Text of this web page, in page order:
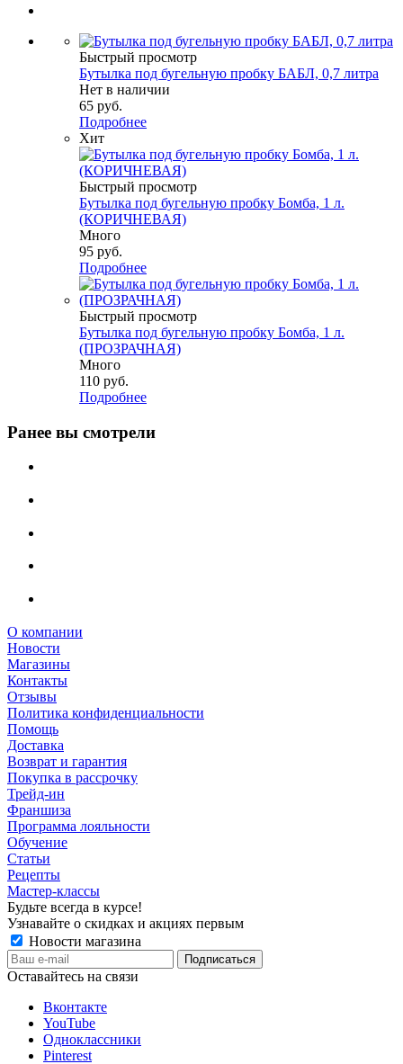
Быстрый просмотр
Бутылка под бугельную пробку БАБЛ, 0,7 литра
Нет в наличии
65 руб.
Подробнее
Хит
Быстрый просмотр
Бутылка под бугельную пробку Бомба, 1 л.
(КОРИЧНЕВАЯ)
Много
95 руб.
Подробнее
Быстрый просмотр
Бутылка под бугельную пробку Бомба, 1 л.
(ПРОЗРАЧНАЯ)
Много
110 руб.
Подробнее
Ранее вы смотрели
О компании
Новости
Магазины
Контакты
Отзывы
Политика конфиденциальности
Помощь
Доставка
Возврат и гарантия
Покупка в рассрочку
Трейд-ин
Франшиза
Программа лояльности
Обучение
Статьи
Рецепты
Мастер-классы
Будьте всегда в курсе!
Узнавайте о скидках и акциях первым
Новости магазина
Оставайтесь на связи
Вконтакте
YouTube
Одноклассники
Pinterest